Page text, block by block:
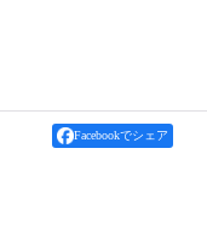
Facebookでシェア